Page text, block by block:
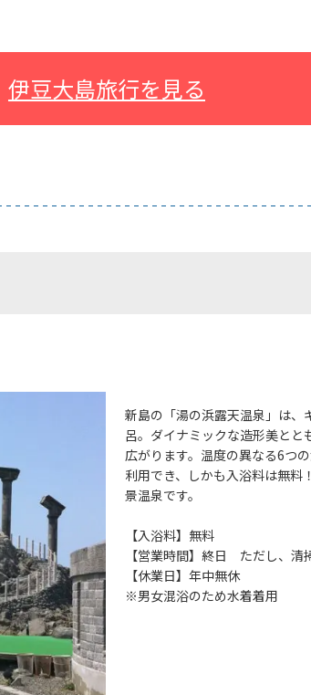
伊豆大島旅行を見る
新島の「湯の浜露天温泉」は、
呂。ダイナミックな造形美と
広がります。温度の異なる6つ
利用でき、しかも入浴料は無
景温泉です。
【入浴料】無料
【営業時間】終日 ただし、清
【休業日】年中無休
※男女混浴のため水着着用